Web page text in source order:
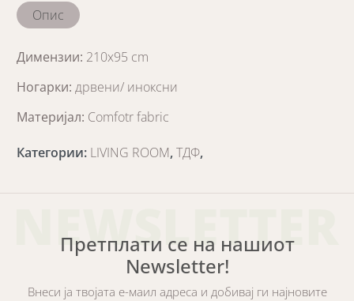
Опис
Димензии: 210x95 cm
Ногарки: дрвени/ иноксни
Материјал: Comfotr fabric
Категории: LIVING ROOM,ТДФ,
NEWSLETTER
Претплати се на нашиот
Newsletter!
Внеси ја твојата е-маил адреса и добивај ги најновите